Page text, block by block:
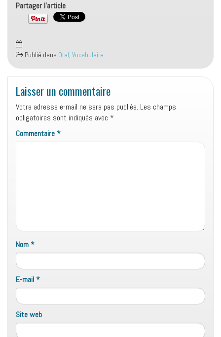
Partager l'article
Publié dans Oral, Vocabulaire
Laisser un commentaire
Votre adresse e-mail ne sera pas publiée. Les champs
obligatoires sont indiqués avec *
Commentaire*
Nom*
E-mail*
Site web